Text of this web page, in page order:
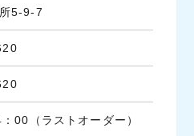
5-9-7
00（ラストオーダー）